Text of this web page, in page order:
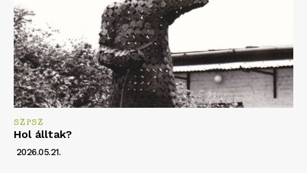
SZPSZ
Hol álltak?
2026.05.21.